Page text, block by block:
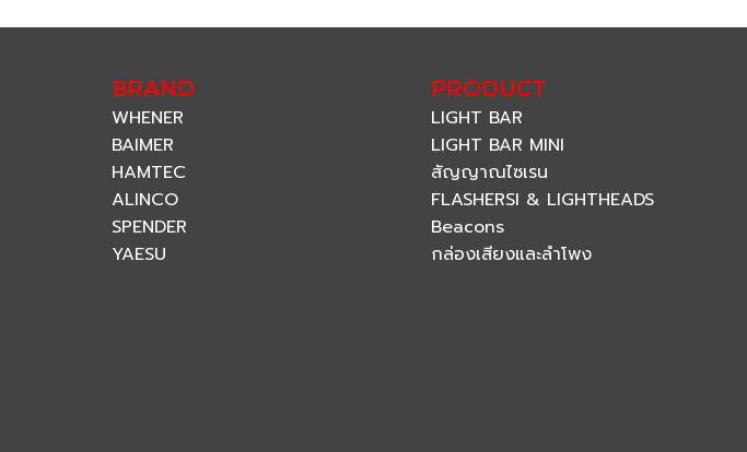
BRAND
WHENER
BAIMER
HAMTEC
ALINCO
SPENDER
YAESU
PRODUCT
LIGHT BAR
LIGHT BAR MINI
สัญญาณไซเรน
FLASHERSI & LIGHTHEADS
Beacons
กล่องเสียงและลำโพง